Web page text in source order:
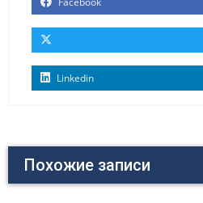
Linkedin
Похожие записи